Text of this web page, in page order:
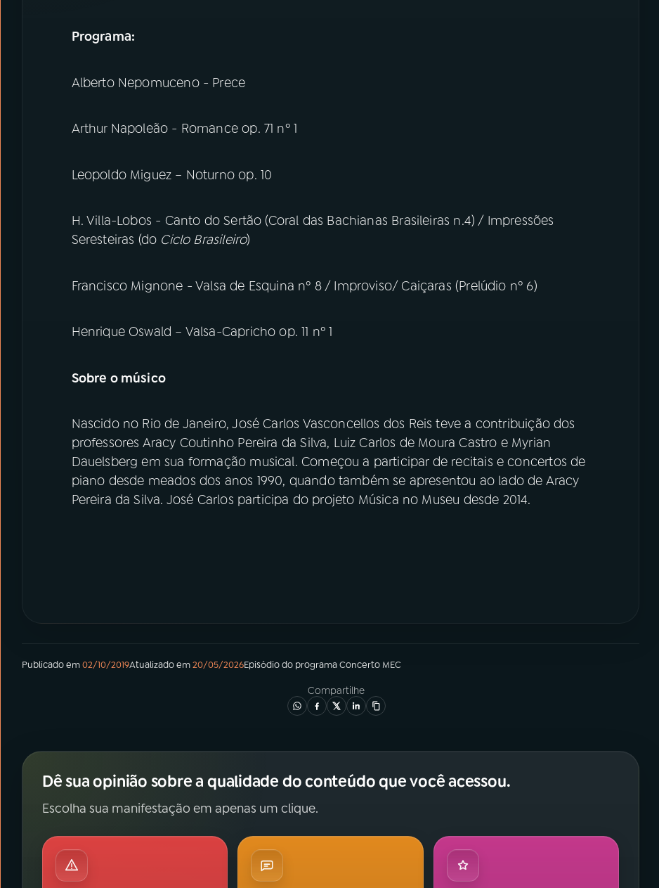
Programa:
Alberto Nepomuceno - Prece
Arthur Napoleão - Romance op. 71 nº 1
Leopoldo Miguez – Noturno op. 10
H. Villa-Lobos - Canto do Sertão (Coral das Bachianas Brasileiras n.4) / Impressões
Seresteiras (do Ciclo Brasileiro)
Francisco Mignone - Valsa de Esquina nº 8 / Improviso/ Caiçaras (Prelúdio nº 6)
Henrique Oswald – Valsa-Capricho op. 11 nº 1
Sobre o músico
Nascido no Rio de Janeiro, José Carlos Vasconcellos dos Reis teve a contribuição dos
professores Aracy Coutinho Pereira da Silva, Luiz Carlos de Moura Castro e Myrian
Dauelsberg em sua formação musical. Começou a participar de recitais e concertos de
piano desde meados dos anos 1990, quando também se apresentou ao lado de Aracy
Pereira da Silva. José Carlos participa do projeto Música no Museu desde 2014.
Publicado em02/10/2019Atualizado em20/05/2026Episódiodo programaConcerto MEC
Compartilhe
Dê sua opinião sobre a qualidade do conteúdo que você acessou.
Escolha sua manifestação em apenas um clique.